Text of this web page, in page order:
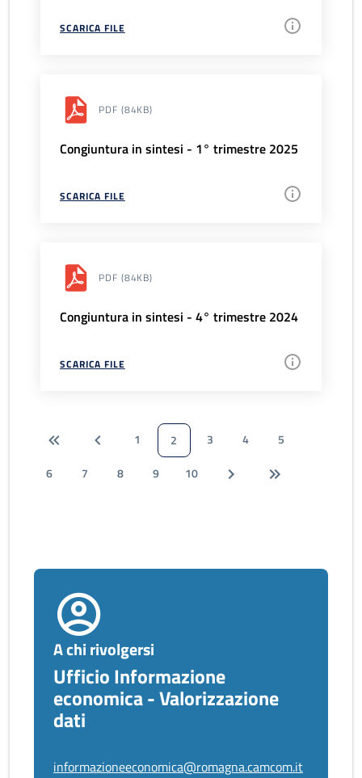
SCARICA FILE
PDF (84KB)
Congiuntura in sintesi - 1° trimestre 2025
SCARICA FILE
PDF (84KB)
Congiuntura in sintesi - 4° trimestre 2024
SCARICA FILE
1 2 3 4
5
6
7 8 9 10
A chi rivolgersi
Ufficio Informazione
economica - Valorizzazione
dati
informazioneeconomica@romagna.camcom.it